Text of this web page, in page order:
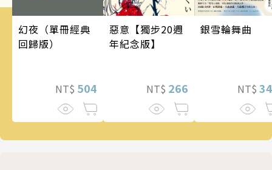
幻夜（單冊經典
回歸版）
NT$ 504
惡意【獨步20週
年紀念版】
NT$ 266
銀雪輪舞曲
NT$